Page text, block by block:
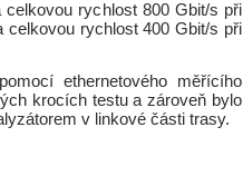
rychlost 800 Gbit/s při
rychlost 400 Gbit/s při
ethernetového měřícího
krocích testu a zároveň bylo
v linkové části trasy.